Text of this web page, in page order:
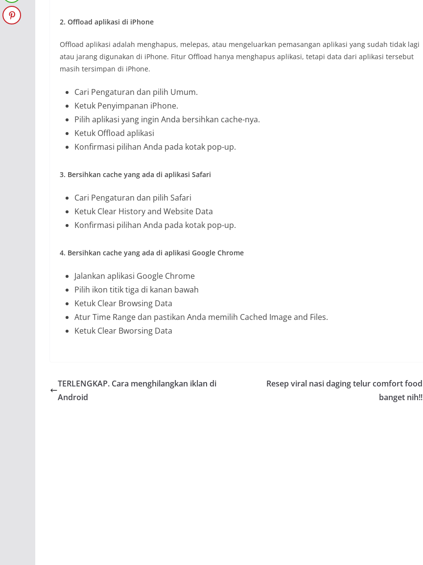
2. Offload aplikasi di iPhone
Offload aplikasi adalah menghapus, melepas, atau mengeluarkan pemasangan aplikasi yang sudah tidak lagi
atau jarang digunakan di iPhone. Fitur Offload hanya menghapus aplikasi, tetapi data dari aplikasi tersebut
masih tersimpan di iPhone.
Cari Pengaturan dan pilih Umum.
Ketuk Penyimpanan iPhone.
Pilih aplikasi yang ingin Anda bersihkan cache-nya.
Ketuk Offload aplikasi
Konfirmasi pilihan Anda pada kotak pop-up.
3. Bersihkan cache yang ada di aplikasi Safari
Cari Pengaturan dan pilih Safari
Ketuk Clear History and Website Data
Konfirmasi pilihan Anda pada kotak pop-up.
4. Bersihkan cache yang ada di aplikasi Google Chrome
Jalankan aplikasi Google Chrome
Pilih ikon titik tiga di kanan bawah
Ketuk Clear Browsing Data
Atur Time Range dan pastikan Anda memilih Cached Image and Files.
Ketuk Clear Bworsing Data
TERLENGKAP. Cara menghilangkan iklan di
Android
Resep viral nasi daging telur comfort food
banget nih!!